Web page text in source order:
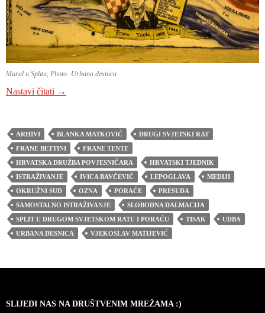
Mural u Splitu, Photo: Urbana desnica
Nastavi čitati PRESUDA OKRUŽNOG SUDA SREDNJE
→
ARHIVI BLANKA MATKOVIĆ
DRUGI SVJETSKI RAT
FRANE BETTINI
FRANE TENTE
HRVATSKA DRUŽBA POVJESNIČARA
HRVATSKI TJEDNIK
ISTRAŽIVANJE
IVICA BAVČEVIĆ LEPOGLAVA
MEDIJI
OKRUŽNI SUD
OZNA PORAĆE
PRESUDA
SAMOSTALNO ISTRAŽIVANJE
SLOBODNA DALMACIJA
SPLIT U DRUGOM SVJETSKOM RATU I PORAĆU
TISAK
UDBA
URBANA DESNICA
VJEKOSLAV MATIJEVIĆ
SLIJEDI NAS NA DRUŠTVENIM MREŽAMA :)